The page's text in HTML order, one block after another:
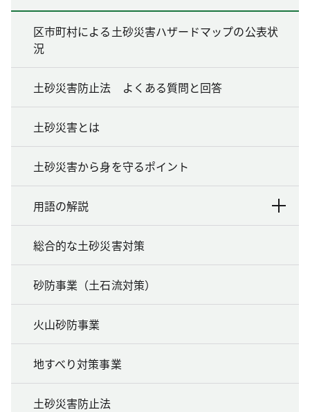
区市町村による土砂災害ハザードマップの公表状
況
土砂災害防止法 よくある質問と回答
土砂災害とは
土砂災害から身を守るポイント
用語の解説
総合的な土砂災害対策
砂防事業（土石流対策）
火山砂防事業
地すべり対策事業
土砂災害防止法